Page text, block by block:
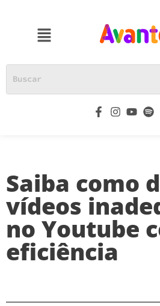
Saiba como
vídeos
no Youtube
eficiência